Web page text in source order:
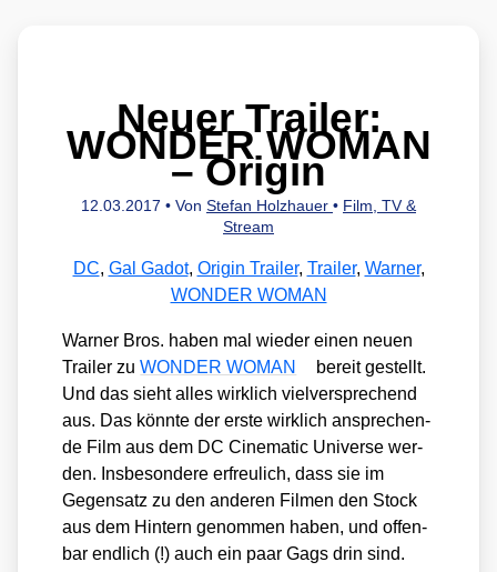
Neuer Trailer:
WONDER WOMAN
– Origin
12.03.2017 • Von Stefan Holzhauer • Film, TV &
Stream
DC, Gal Gadot, Origin Trailer, Trailer, Warner,
WONDER WOMAN
War­ner Bros. haben mal wie­der einen neu­en
Trai­ler zuWONDER WOMAN
bereit gestellt.
Und das sieht alles wirk­lich viel­ver­spre­chend
aus. Das könn­te der ers­te wirk­lich anspre­chen­
de Film aus dem DC Cine­ma­tic Uni­ver­se wer­
den. Ins­be­son­de­re erfreu­lich, dass sie im
Gegen­satz zu den ande­ren Fil­men den Stock
aus dem Hin­tern genom­men haben, und offen­
bar end­lich (!) auch ein paar Gags drin sind.